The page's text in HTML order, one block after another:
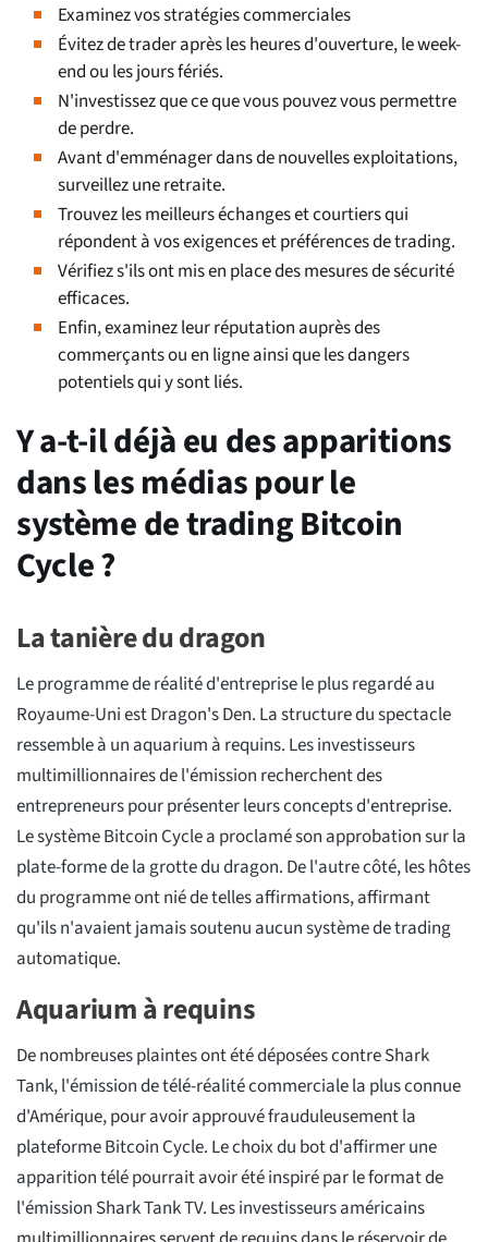
Examinez vos stratégies commerciales
Évitez de trader après les heures d'ouverture, le week-
end ou les jours fériés.
N'investissez que ce que vous pouvez vous permettre
de perdre.
Avant d'emménager dans de nouvelles exploitations,
surveillez une retraite.
Trouvez les meilleurs échanges et courtiers qui
répondent à vos exigences et préférences de trading.
Vérifiez s'ils ont mis en place des mesures de sécurité
efficaces.
Enfin, examinez leur réputation auprès des
commerçants ou en ligne ainsi que les dangers
potentiels qui y sont liés.
Y a-t-il déjà eu des apparitions
dans les médias pour le
système de trading Bitcoin
Cycle ?
La tanière du dragon
Le programme de réalité d'entreprise le plus regardé au
Royaume-Uni est Dragon's Den. La structure du spectacle
ressemble à un aquarium à requins. Les investisseurs
multimillionnaires de l'émission recherchent des
entrepreneurs pour présenter leurs concepts d'entreprise.
Le système Bitcoin Cycle a proclamé son approbation sur la
plate-forme de la grotte du dragon. De l'autre côté, les hôtes
du programme ont nié de telles affirmations, affirmant
qu'ils n'avaient jamais soutenu aucun système de trading
automatique.
Aquarium à requins
De nombreuses plaintes ont été déposées contre Shark
Tank, l'émission de télé-réalité commerciale la plus connue
d'Amérique, pour avoir approuvé frauduleusement la
plateforme Bitcoin Cycle. Le choix du bot d'affirmer une
apparition télé pourrait avoir été inspiré par le format de
l'émission Shark Tank TV. Les investisseurs américains